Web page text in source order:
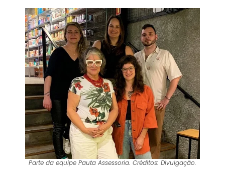
Parte da equipe Pauta Assessoria. Créditos: Divulgação.